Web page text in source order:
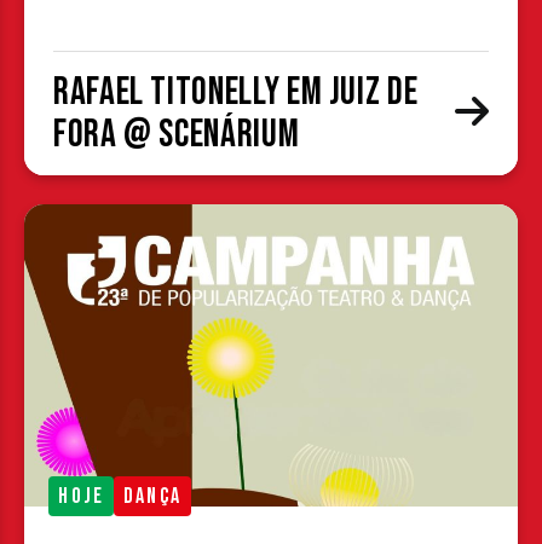
Rafael Titonelly em Juiz de
Fora @ Scenárium
HOJE DANÇA